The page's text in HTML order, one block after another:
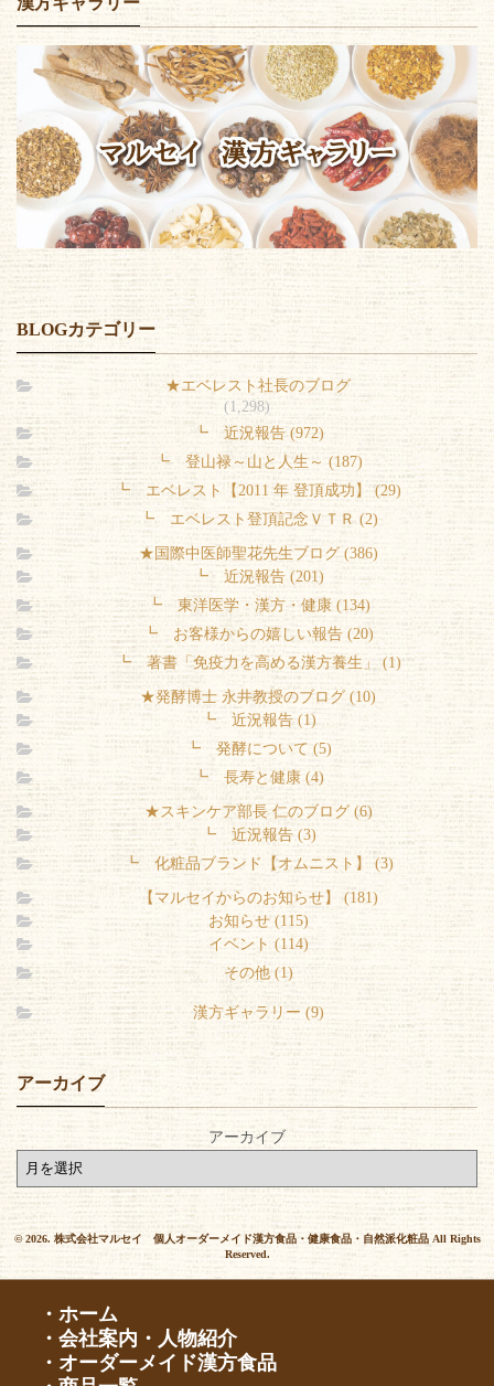
BLOGカテゴリー
★エベレスト社長のブログ
(1,298)
┗ 近況報告 (972)
┗ 登山禄～山と人生～ (187)
┗ エベレスト【2011 年 登頂成功】 (29)
┗ エベレスト登頂記念ＶＴＲ (2)
★国際中医師聖花先生ブログ (386)
┗ 近況報告 (201)
┗ 東洋医学・漢方・健康 (134)
┗ お客様からの嬉しい報告 (20)
┗ 著書「免疫力を高める漢方養生」 (1)
★発酵博士 永井教授のブログ (10)
┗ 近況報告 (1)
┗ 発酵について (5)
┗ 長寿と健康 (4)
★スキンケア部長 仁のブログ (6)
┗ 近況報告 (3)
┗ 化粧品ブランド【オムニスト】 (3)
【マルセイからのお知らせ】 (181)
お知らせ (115)
イベント (114)
その他 (1)
漢方ギャラリー (9)
アーカイブ
アーカイブ
© 2026. 株式会社マルセイ 個人オーダーメイド漢方食品・健康食品・自然派化粧品 All Rights
Reserved.
・ホーム
・会社案内・人物紹介
・オーダーメイド漢方食品